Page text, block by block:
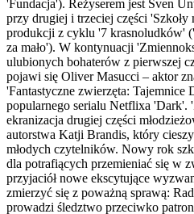
'Fundacja'). Reżyserem jest Sven
przy drugiej i trzeciej części
produkcji z cyklu '7 krasnoludków'
za mało'). W kontynuacji
ulubionych bohaterów z pierwszej
pojawi się Oliver Masucci – aktor
'Fantastyczne zwierzęta: Tajemnice
popularnego serialu Netflixa 'Dark'.
ekranizacja drugiej części
autorstwa Katji Brandis, który
młodych czytelników. Nowy rok
dla potrafiących przemieniać się w
przyjaciół nowe ekscytujące
zmierzyć się z poważną sprawą:
prowadzi śledztwo przeciwko